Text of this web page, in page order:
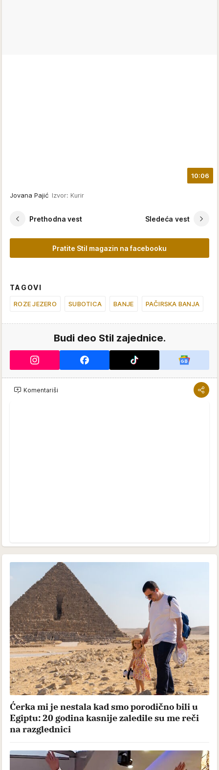
10:06
Jovana Pajić Izvor: Kurir
Prethodna vest Sledeća vest
Pratite Stil magazin na facebooku
TAGOVI
ROZE JEZERO SUBOTICA BANJE PAČIRSKA BANJA
Budi deo Stil zajednice.
Komentariši
Ćerka mi je nestala kad smo porodično bili u
Egiptu: 20 godina kasnije zaledile su me reči
na razglednici